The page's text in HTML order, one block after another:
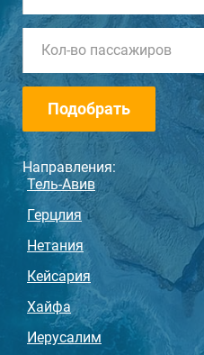
Кол-во пассажиров
Подобрать
Направления:
Тель-Авив
Герцлия
Нетания
Кейсария
Хайфа
Иерусалим